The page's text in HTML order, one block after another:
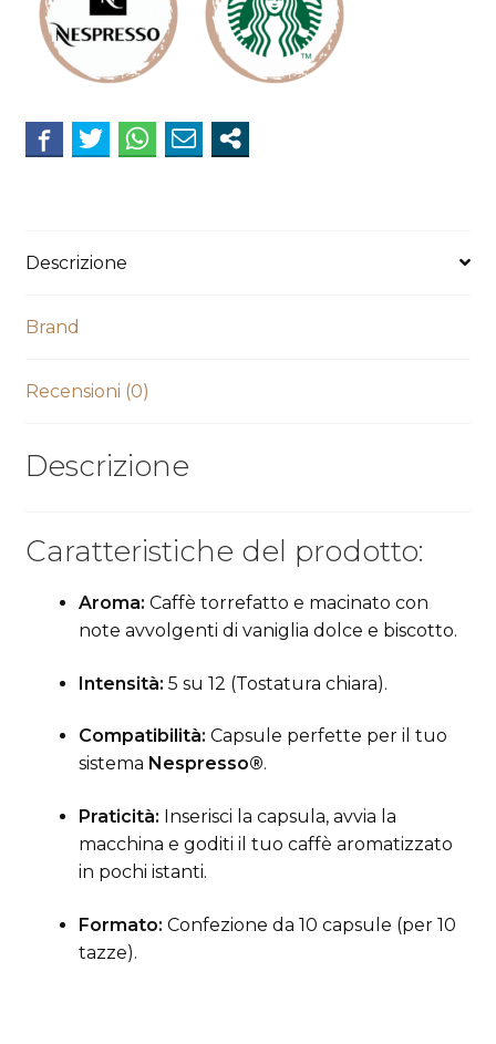
Descrizione
Brand
Recensioni (0)
Descrizione
Caratteristiche del prodotto:
Aroma: Caffè torrefatto e macinato con
note avvolgenti di vaniglia dolce e biscotto.
Intensità: 5 su 12 (Tostatura chiara).
Compatibilità: Capsule perfette per il tuo
sistema Nespresso®.
Praticità: Inserisci la capsula, avvia la
macchina e goditi il tuo caffè aromatizzato
in pochi istanti.
Formato: Confezione da 10 capsule (per 10
tazze).